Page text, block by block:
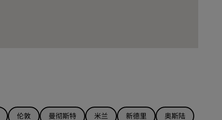
伦敦 曼彻斯特 米兰 新德里 奥斯陆